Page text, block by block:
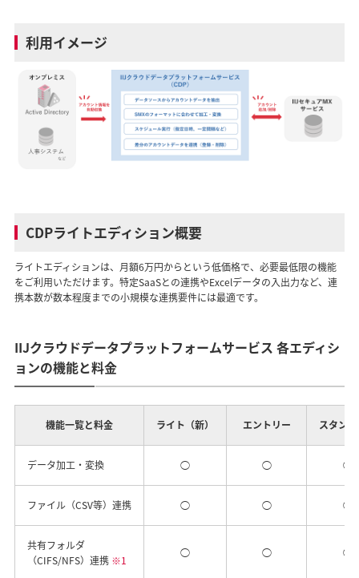
利用イメージ
CDPライトエディション概要
ライトエディションは、月額6万円からという低価格で、必要最低限の機能
をご利用いただけます。特定SaaSとの連携やExcelデータの入出力など、連
携本数が数本程度までの小規模な連携要件には最適です。
IIJクラウドデータプラットフォームサービス 各エディシ
ョンの機能と料金
機能一覧と料金 ライト（新） エントリー スタン
データ加工・変換 ◯ ◯ ◯
ファイル（CSV等）連携 ◯ ◯ ◯
共有フォルダ
（CIFS/NFS）連携 ※1
◯ ◯ ◯